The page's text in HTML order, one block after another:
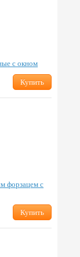
с окном
Купить
форзацем с
Купить